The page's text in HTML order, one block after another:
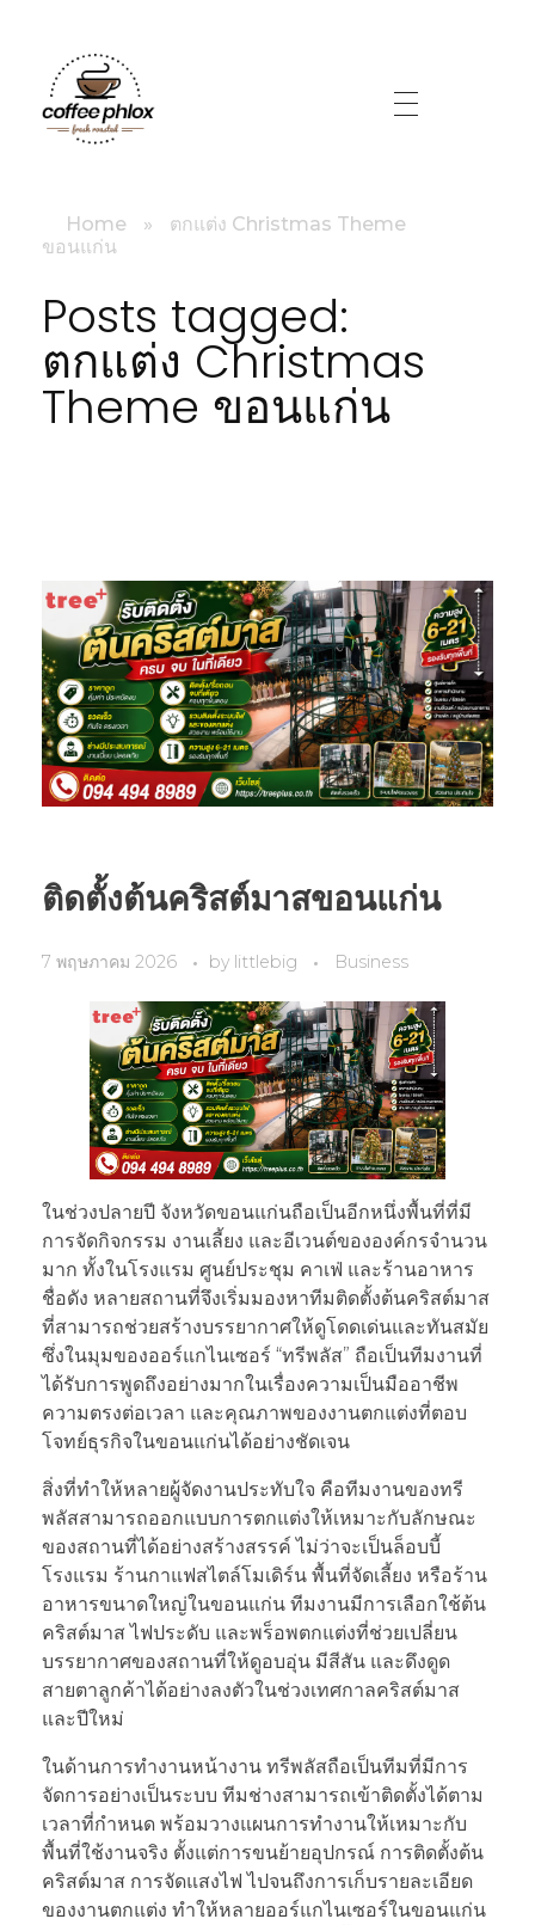
Home »
ตกแต่ง Christmas Theme
ขอนแก่น
Posts tagged:
ตกแต่ง Christmas
Theme ขอนแก่น
ติดตั้งต้นคริสต์มาสขอนแก่น
7 พฤษภาคม 2026 by littlebig Business
ในช่วงปลายปี จังหวัดขอนแก่นถือเป็นอีกหนึ่งพื้นที่ที่มี
การจัดกิจกรรม งานเลี้ยง และอีเวนต์ขององค์กรจำนวน
มาก ทั้งในโรงแรม ศูนย์ประชุม คาเฟ่ และร้านอาหาร
ชื่อดัง หลายสถานที่จึงเริ่มมองหาทีมติดตั้งต้นคริสต์มาส
ที่สามารถช่วยสร้างบรรยากาศให้ดูโดดเด่นและทันสมัย
ซึ่งในมุมของออร์แกไนเซอร์ “ทรีพลัส” ถือเป็นทีมงานที่
ได้รับการพูดถึงอย่างมากในเรื่องความเป็นมืออาชีพ
ความตรงต่อเวลา และคุณภาพของงานตกแต่งที่ตอบ
โจทย์ธุรกิจในขอนแก่นได้อย่างชัดเจน
สิ่งที่ทำให้หลายผู้จัดงานประทับใจ คือทีมงานของทรี
พลัสสามารถออกแบบการตกแต่งให้เหมาะกับลักษณะ
ของสถานที่ได้อย่างสร้างสรรค์ ไม่ว่าจะเป็นล็อบบี้
โรงแรม ร้านกาแฟสไตล์โมเดิร์น พื้นที่จัดเลี้ยง หรือร้าน
อาหารขนาดใหญ่ในขอนแก่น ทีมงานมีการเลือกใช้ต้น
คริสต์มาส ไฟประดับ และพร็อพตกแต่งที่ช่วยเปลี่ยน
บรรยากาศของสถานที่ให้ดูอบอุ่น มีสีสัน และดึงดูด
สายตาลูกค้าได้อย่างลงตัวในช่วงเทศกาลคริสต์มาส
และปีใหม่
ในด้านการทำงานหน้างาน ทรีพลัสถือเป็นทีมที่มีการ
จัดการอย่างเป็นระบบ ทีมช่างสามารถเข้าติดตั้งได้ตาม
เวลาที่กำหนด พร้อมวางแผนการทำงานให้เหมาะกับ
พื้นที่ใช้งานจริง ตั้งแต่การขนย้ายอุปกรณ์ การติดตั้งต้น
คริสต์มาส การจัดแสงไฟ ไปจนถึงการเก็บรายละเอียด
ของงานตกแต่ง ทำให้หลายออร์แกไนเซอร์ในขอนแก่น